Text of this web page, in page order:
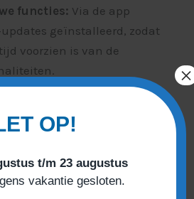
functies: Via de app
geïnstalleerd, zodat
voorzien is van de
Werkt met de Marantec
Line motoren van
OP!
t/m 23 augustus
vakantie gesloten.
×